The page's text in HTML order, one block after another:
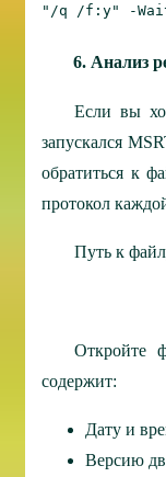
"/q /f:y" -
6. Анализ
Если вы
запускался
обратиться к
протокол
Путь к
Откройте
содержит:
Дату и
Версию